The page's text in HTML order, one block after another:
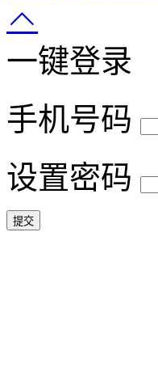
一键登录
手机号码
设置密码